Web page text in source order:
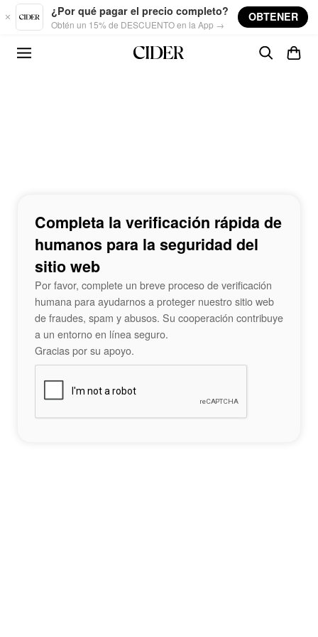
Skip to main content
¿Por qué pagar el precio completo?
Obtén un 15% de DESCUENTO en la App →
OBTENER
Completa la verificación rápida de
humanos para la seguridad del
sitio web
Por favor, complete un breve proceso de verificación
humana para ayudarnos a proteger nuestro sitio web
de fraudes, spam y abusos. Su cooperación contribuye
a un entorno en línea seguro.
Gracias por su apoyo.